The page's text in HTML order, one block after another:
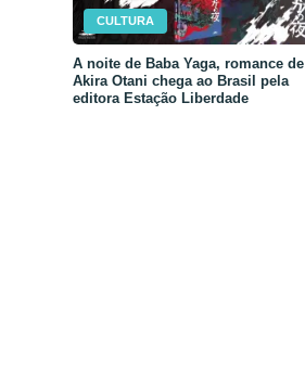
CULTURA
A noite de Baba Yaga, romance de
Akira Otani chega ao Brasil pela
editora Estação Liberdade